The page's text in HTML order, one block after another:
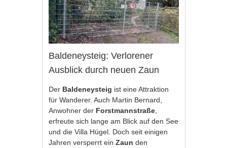
Baldeneysteig: Verlorener
Ausblick durch neuen Zaun
Der Baldeneysteig ist eine Attraktion
für Wanderer. Auch Martin Bernard,
Anwohner der Forstmannstraße,
erfreute sich lange am Blick auf den See
und die Villa Hügel. Doch seit einigen
Jahren versperrt einZaun den